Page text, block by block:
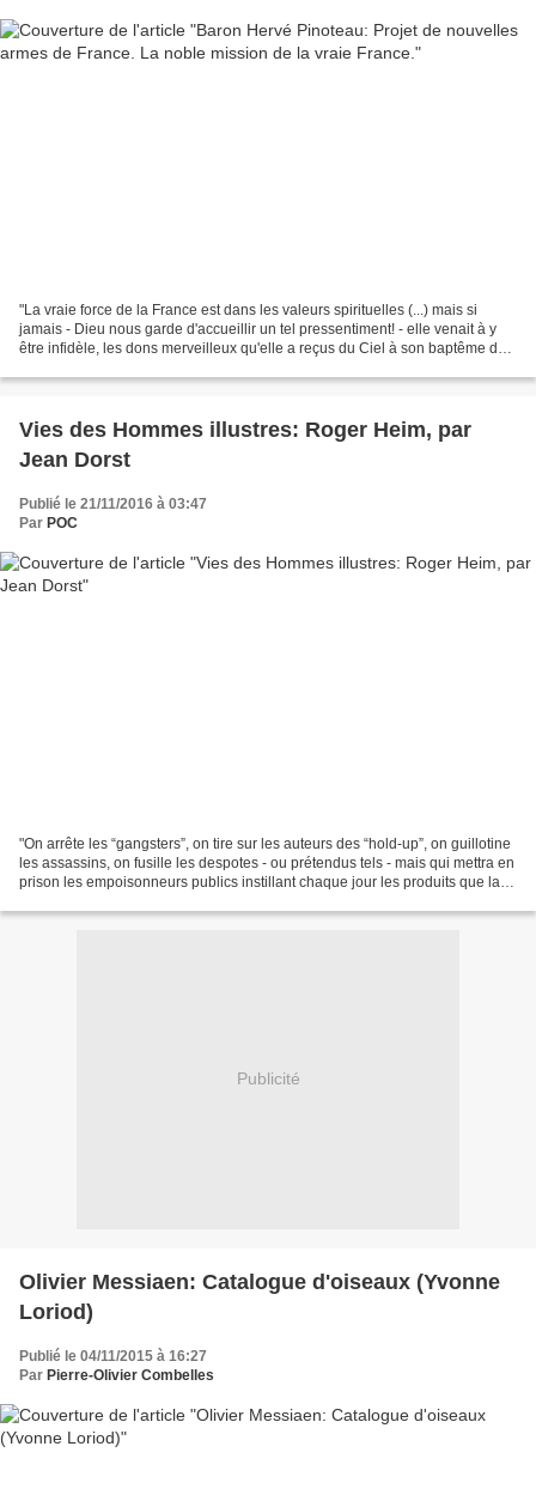
"La vraie force de la France est dans les valeurs spirituelles (...) mais si
jamais - Dieu nous garde d'accueillir un tel pressentiment! - elle venait à y
être infidèle, les dons merveilleux qu'elle a reçus du Ciel à son baptême de
Vies des Hommes illustres: Roger Heim, par
Jean Dorst
Publié le 21/11/2016 à 03:47
Par POC
"On arrête les “gangsters”, on tire sur les auteurs des “hold-up”, on guillotine
les assassins, on fusille les despotes - ou prétendus tels - mais qui mettra en
prison les empoisonneurs publics instillant chaque jour les produits que la
Publicité
Olivier Messiaen: Catalogue d'oiseaux (Yvonne
Loriod)
Publié le 04/11/2015 à 16:27
Par Pierre-Olivier Combelles